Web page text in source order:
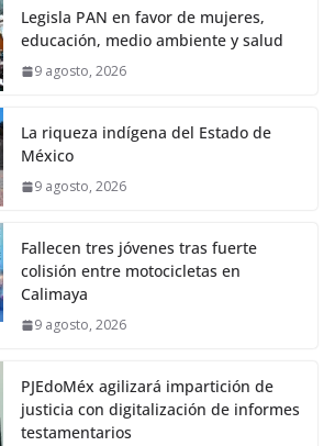
Legisla PAN en favor de mujeres,
educación, medio ambiente y salud
9 agosto, 2026
La riqueza indígena del Estado de
México
9 agosto, 2026
Fallecen tres jóvenes tras fuerte
colisión entre motocicletas en
Calimaya
9 agosto, 2026
PJEdoMéx agilizará impartición de
justicia con digitalización de informes
testamentarios